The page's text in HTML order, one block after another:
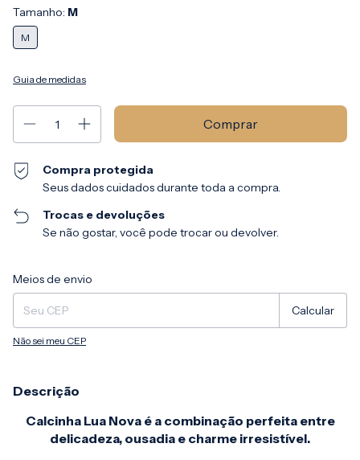
Tamanho: M
M
Guia de medidas
Compra protegida
Seus dados cuidados durante toda a compra.
Trocas e devoluções
Se não gostar, você pode trocar ou devolver.
Entregas para o CEP:
Meios de envio
Calcular
Não sei meu CEP
Descrição
Calcinha Lua Nova é a combinação perfeita entre
delicadeza, ousadia e charme irresistível.